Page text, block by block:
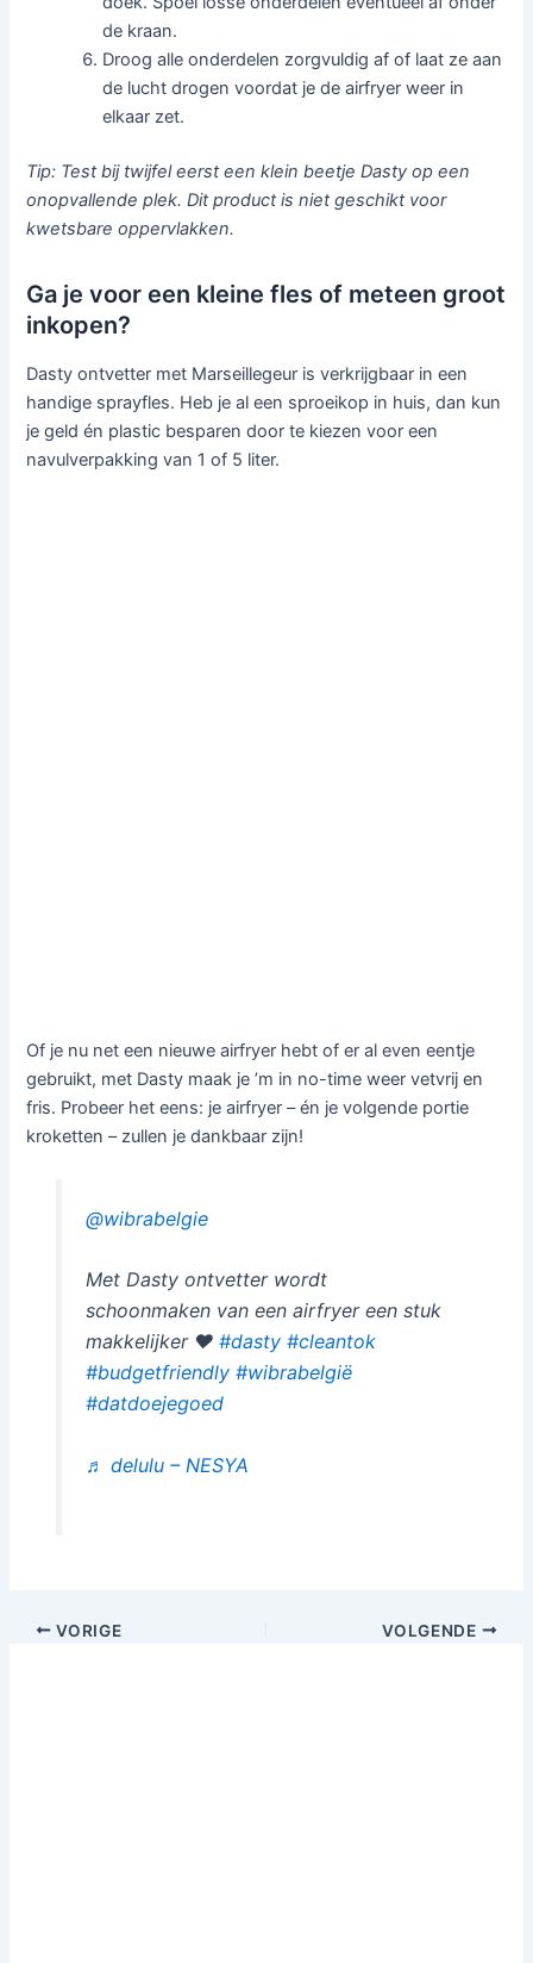
de kraan.
Droog alle onderdelen zorgvuldig af of laat ze aan
de lucht drogen voordat je de airfryer weer in
elkaar zet.
Tip: Test bij twijfel eerst een klein beetje Dasty op een
onopvallende plek. Dit product is niet geschikt voor
kwetsbare oppervlakken.
Ga je voor een kleine fles of meteen groot
inkopen?
Dasty ontvetter met Marseillegeur is verkrijgbaar in een
handige sprayfles. Heb je al een sproeikop in huis, dan kun
je geld én plastic besparen door te kiezen voor een
navulverpakking van 1 of 5 liter.
Of je nu net een nieuwe airfryer hebt of er al even eentje
gebruikt, met Dasty maak je ’m in no-time weer vetvrij en
fris. Probeer het eens: je airfryer – én je volgende portie
kroketten – zullen je dankbaar zijn!
@wibrabelgie
Met Dasty ontvetter wordt
schoonmaken van een airfryer een stuk
makkelijker ❤️ #dasty #cleantok
#budgetfriendly #wibrabelgië
#datdoejegoed
♬ delulu – NESYA
VORIGE VOLGENDE